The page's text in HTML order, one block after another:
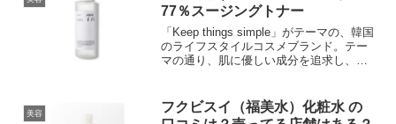
効果が期待できるニコチ...
77％スージングトナー
「Keep things simple」がテーマの、韓国
のライフスタイルコスメブランド。テー
マの通り、肌に優しい成分を追求し、不
肌で有名なKPOPアイドルが愛用して
い...
美容
フクビスイ（福美水）化粧水 の